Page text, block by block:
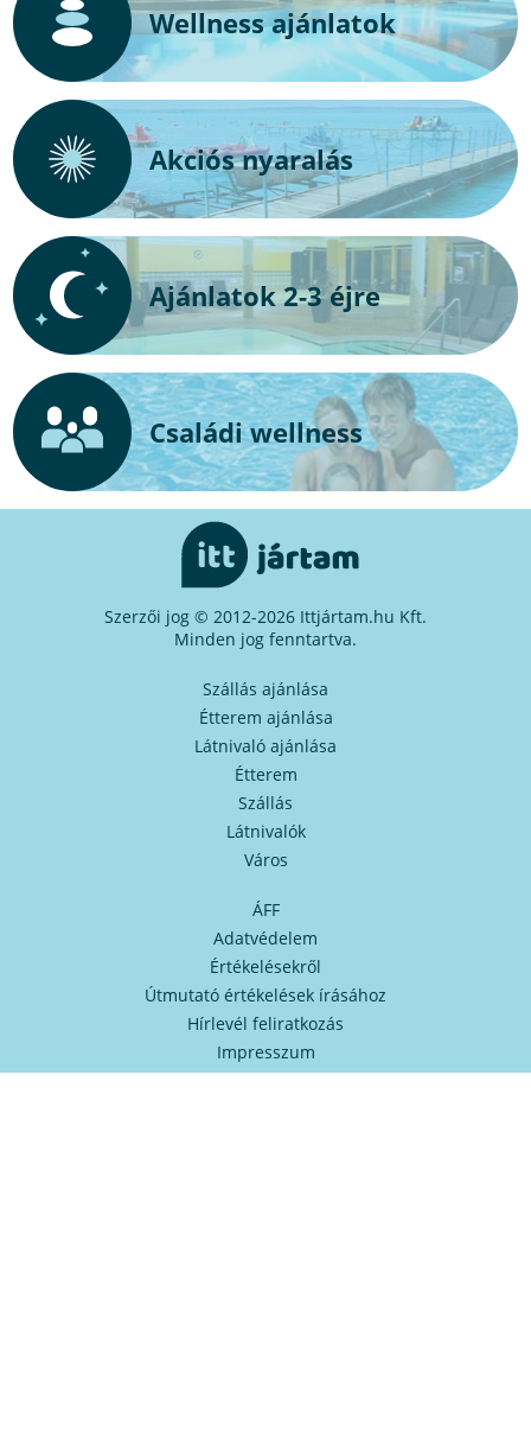
Wellness ajánlatok
Akciós nyaralás
Ajánlatok 2-3 éjre
Családi wellness
Szerzői jog © 2012-2026 Ittjártam.hu Kft.
Minden jog fenntartva.
Szállás ajánlása
Étterem ajánlása
Látnivaló ajánlása
Étterem
Szállás
Látnivalók
Város
ÁFF
Adatvédelem
Értékelésekről
Útmutató értékelések írásához
Hírlevél feliratkozás
Impresszum